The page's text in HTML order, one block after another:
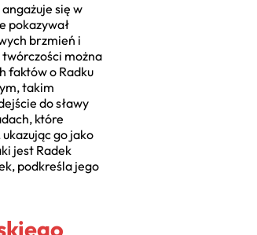
się w
pokazywał
brzmień i
można
faktów o Radku
takim
do sławy
które
go jako
jest Radek
podkreśla jego